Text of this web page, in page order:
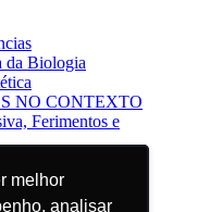
melhor
analisar
melhor
analisar
da Biologia
NO CONTEXTO
Ferimentos e